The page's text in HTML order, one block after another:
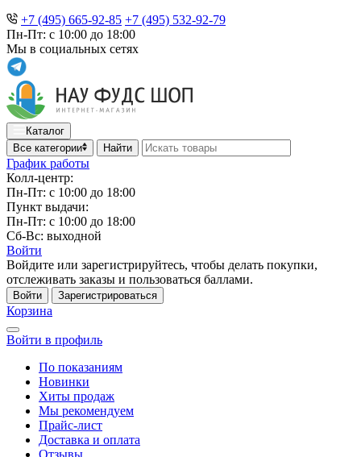
+7 (495) 665-92-85 +7 (495) 532-92-79
Пн-Пт: с 10:00 до 18:00
Мы в социальных сетях
Каталог
Все категории
Найти
График работы
Колл-центр:
Пн-Пт: с 10:00 до 18:00
Пункт выдачи:
Пн-Пт: с 10:00 до 18:00
Сб-Вс: выходной
Войти
Войдите или зарегистрируйтесь, чтобы делать покупки,
отслеживать заказы и пользоваться баллами.
Войти Зарегистрироваться
Корзина
Войти в профиль
По показаниям
Новинки
Хиты продаж
Мы рекомендуем
Прайс-лист
Доставка и оплата
Отзывы